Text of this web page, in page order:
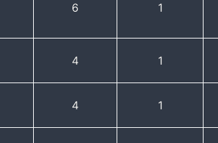
6 1
4 1
4 1